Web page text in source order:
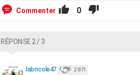
Commenter 0
RÉPONSE 2 / 3
labricole47 2 871